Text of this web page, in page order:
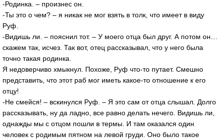
-Родинка. – произнес он.
-Ты это о чем? – я никак не мог взять в толк, что имеет в виду
Руф.
-Видишь ли. – пояснил тот. – У моего отца был друг. А потом он…
скажем так, исчез. Так вот, отец рассказывал, что у него была
точно такая родинка.
Я недоверчиво хмыкнул. Похоже, Руф что-то путает. Смешно
представить, что этот раб мог иметь какое-то отношение к его
отцу!
-Не смейся! – вскинулся Руф. – Я это сам от отца слышал. Долго
рассказывать, ну да ладно, все равно делать нечего. Видишь ли,
однажды мы с отцом пошли в термы. И там оказался один
человек с родимым пятном на левой груди. Оно было такое